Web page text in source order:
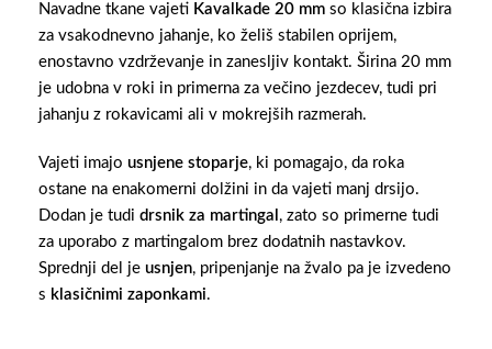
Navadne tkane vajeti Kavalkade 20 mm so klasična izbira
za vsakodnevno jahanje, ko želiš stabilen oprijem,
enostavno vzdrževanje in zanesljiv kontakt. Širina 20 mm
je udobna v roki in primerna za večino jezdecev, tudi pri
jahanju z rokavicami ali v mokrejših razmerah.
Vajeti imajo usnjene stoparje, ki pomagajo, da roka
ostane na enakomerni dolžini in da vajeti manj drsijo.
Dodan je tudi drsnik za martingal , zato so primerne tudi
za uporabo z martingalom brez dodatnih nastavkov.
Sprednji del je usnjen, pripenjanje na žvalo pa je izvedeno
s klasičnimi zaponkami.